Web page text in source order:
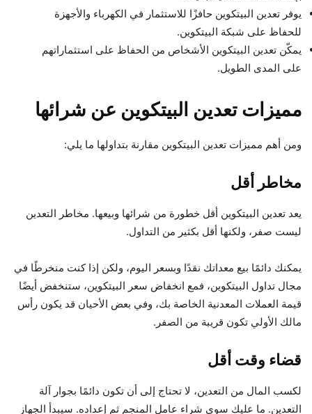
يوفر تعدين البيتكوين حافزًا للاستثمار في الكهرباء والأجهزة
للحفاظ على شبكة البيتكوين.
يمكّن تعدين البيتكوين الأشخاص من الحفاظ على استثماراتهم
على المدى الطويل.
مميزات تعدين البيتكوين عن شرائها
ومن أهم مميزات تعدين البيتكوين مقارنة بتداولها ما يلي:
مخاطر أقل
يعد تعدين البيتكوين أقل خطورة من شرائها وبيعها. مخاطر التعدين
ليست صفر، ولكنها أقل بكثير من التداول.
يمكنك دائمًا بيع معداتك نقدًا وبسعر اليوم، ولكن إذا كنت منخرطًا في
مجال تداول البيتكوين، فمع انخفاض سعر البيتكوين، ستنخفض أيضًا
قيمة العملات المعدنية الخاصة بك، وفي بعض الأحيان قد يكون رأس
مالك الأولي تكون قريبة من الصفر.
قضاء وقت أقل
لكسب المال من التعدين، لا تحتاج إلى أن تكون دائمًا بجوار آلة
التعدين. ما عليك سوى شراء عامل المنجم ثم إعداده. سيبدأ الجهاز